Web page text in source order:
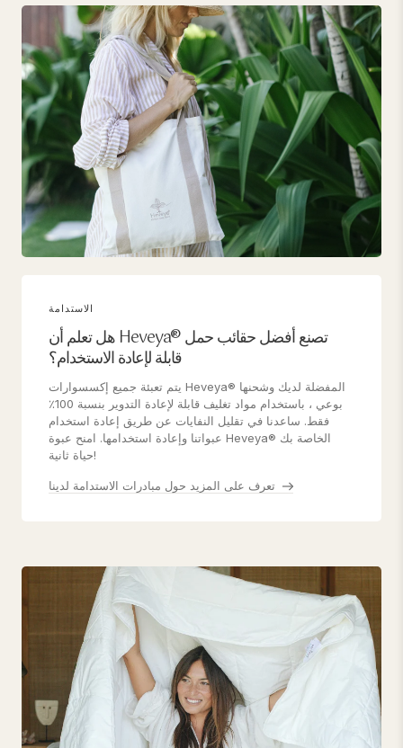
الاستدامة
هل تعلم أن Heveya® تصنع أفضل حقائب حمل
قابلة لإعادة الاستخدام؟
يتم تعبئة جميع إكسسوارات Heveya® المفضلة لديك وشحنها
بوعي ، باستخدام مواد تغليف قابلة لإعادة التدوير بنسبة 100٪
فقط. ساعدنا في تقليل النفايات عن طريق إعادة استخدام
عبواتنا وإعادة استخدامها. امنح عبوة Heveya® الخاصة بك
حياة ثانية!
تعرف على المزيد حول مبادرات الاستدامة لدينا